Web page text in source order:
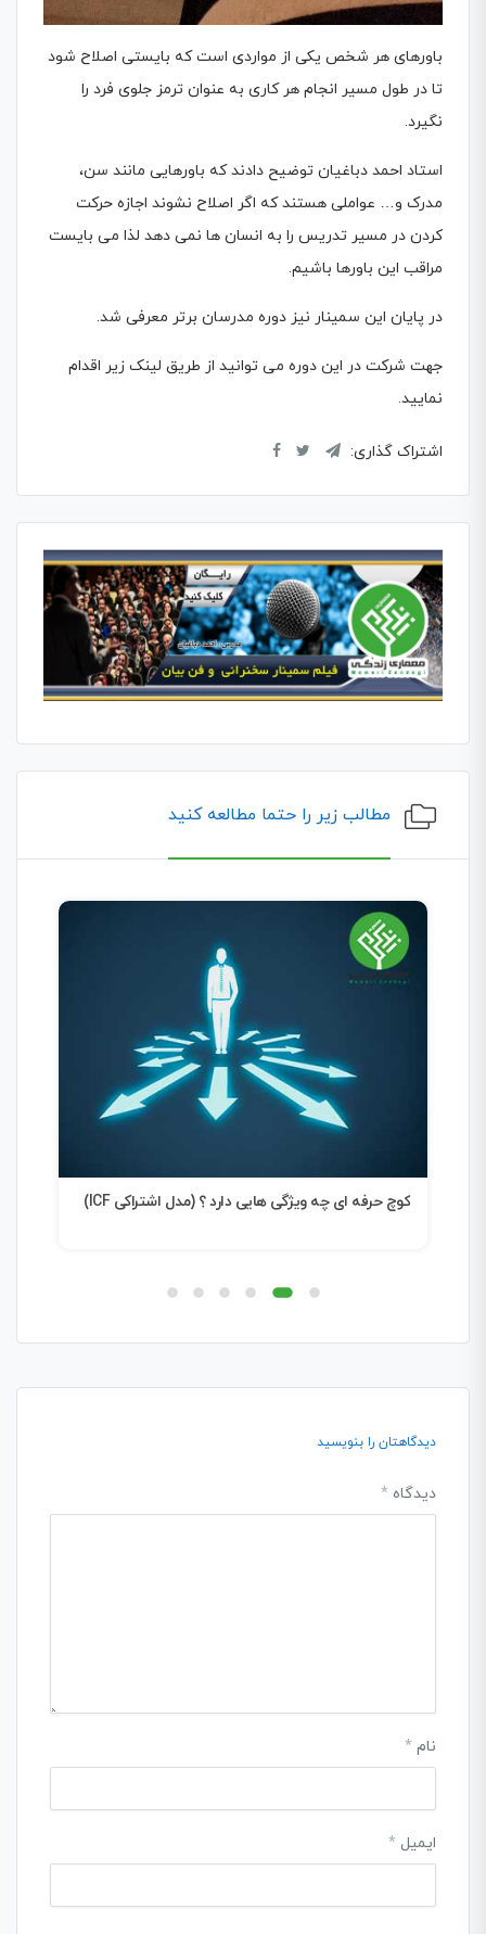
باورهای هر شخص یکی از مواردی است که بایستی اصلاح شود
تا در طول مسیر انجام هر کاری به عنوان ترمز جلوی فرد را
نگیرد.
استاد احمد دباغیان توضیح دادند که باورهایی مانند سن،
مدرک و… عواملی هستند که اگر اصلاح نشوند اجازه حرکت
کردن در مسیر تدریس را به انسان ها نمی دهد لذا می بایست
مراقب این باورها باشیم.
در پایان این سمینار نیز دوره مدرسان برتر معرفی شد.
جهت شرکت در این دوره می توانید از طریق لینک زیر اقدام
نمایید.
اشتراک گذاری:
مطالب زیر را حتما مطالعه کنید
کوچ حرفه ای چه ویژگی هایی دارد ؟ (مدل اشتراکی ICF)
دیدگاهتان را بنویسید
دیدگاه *
نام *
ایمیل *